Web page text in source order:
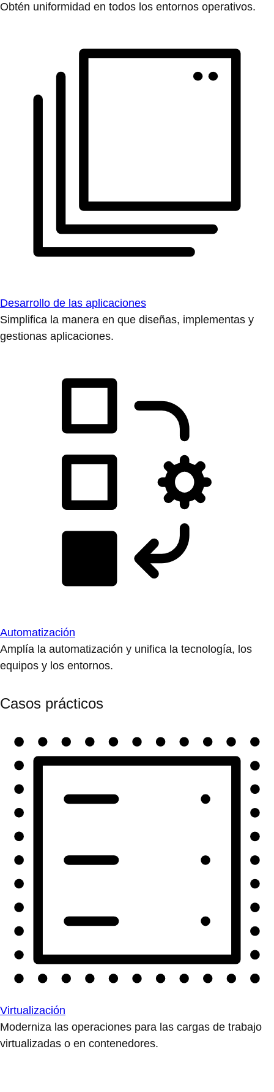
Obtén uniformidad en todos los entornos operativos.
Desarrollo de las aplicaciones
Simplifica la manera en que diseñas, implementas y
gestionas aplicaciones.
Automatización
Amplía la automatización y unifica la tecnología, los
equipos y los entornos.
Casos prácticos
Virtualización
Moderniza las operaciones para las cargas de trabajo
virtualizadas o en contenedores.